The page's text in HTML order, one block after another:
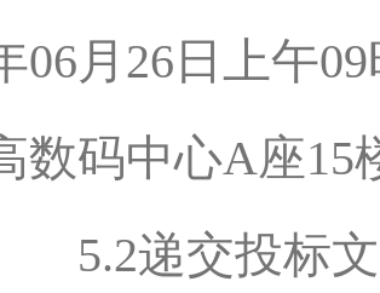
06月26日上午
数码中心A座15
5.2递交投标